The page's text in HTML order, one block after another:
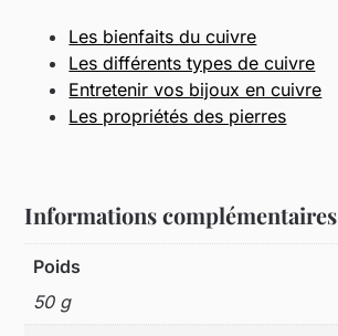
Les bienfaits du cuivre
Les différents types de cuivre
Entretenir vos bijoux en cuivre
Les propriétés des pierres
Informations complémentaires
Poids
50 g